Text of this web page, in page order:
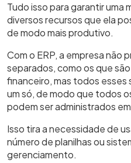
Tudo isso para garantir uma
diversos recursos que ela
de modo mais produtivo.
Com o ERP, a empresa não
separados, como os que
financeiro, mas todos
um só, de modo que todos
podem ser administrados
Isso tira a necessidade de
número de planilhas ou
gerenciamento.